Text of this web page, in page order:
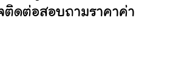
ดต่อสอบถามราคาค่า